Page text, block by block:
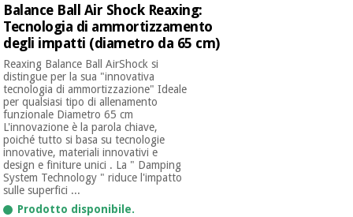
Balance Ball Air Shock Reaxing:
Tecnologia di ammortizzamento
degli impatti (diametro da 65 cm)
Reaxing Balance Ball AirShock si
distingue per la sua "innovativa
tecnologia di ammortizzazione" Ideale
per qualsiasi tipo di allenamento
funzionale Diametro 65 cm
L'innovazione è la parola chiave,
poiché tutto si basa su tecnologie
innovative, materiali innovativi e
design e finiture unici . La " Damping
System Technology " riduce l'impatto
sulle superfici ...
Prodotto disponibile.